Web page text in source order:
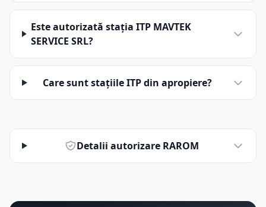
Este autorizată stația ITP MAVTEK
SERVICE SRL?
Care sunt stațiile ITP din apropiere?
Detalii autorizare RAROM